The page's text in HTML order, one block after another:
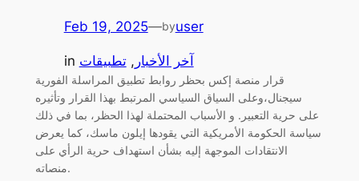
Feb 19, 2025—byuser
in آخر الأخبار , تطبيقات
قرار منصة إكس بحظر روابط تطبيق المراسلة الفورية
سيجنال،وعلى السياق السياسي المرتبط بهذا القرار وتأثيره
على حرية التعبير. و الأسباب المحتملة لهذا الحظر، بما في ذلك
سياسة الحكومة الأمريكية التي يقودها إيلون ماسك، كما يعرض
الانتقادات الموجهة إليه بشأن استهداف حرية الرأي على
منصاته.